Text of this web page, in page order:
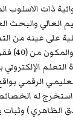
ذات الاسلوب
العالي والبحث
على عينه من
والجنس
واستخرج له
) وثبات